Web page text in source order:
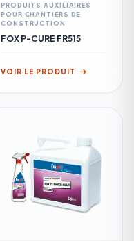
PRODUITS AUXILIAIRES
POUR CHANTIERS DE
CONSTRUCTION
FOX P-CURE FR515
VOIR LE PRODUIT